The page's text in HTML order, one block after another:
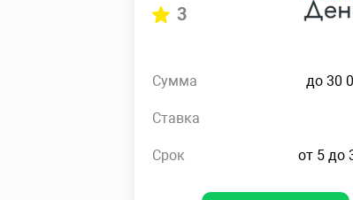
3
Сумма до 30
Ставка
Срок от 5 до